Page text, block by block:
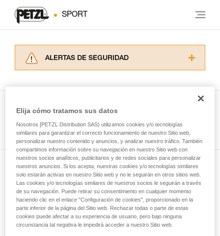
SPORT
ALERTAS DE SEGURIDAD
Dominar estas técnicas requiere una formación
y un entrenamiento específico. Confirme a
través de un profesional su capacidad para
ejecutar estas técnicas, solo y con total
seguridad, antes de ejecutarlas de forma
autónoma.
Damos ejemplos de técnicas relacionadas con
su actividad. Pueden existir otras que no
describimos aquí.
Ver todas las técnicas
Suscríbase al boletín
y mantente conectado con nuestras noticias
Email *
Elija cómo tratamos sus datos
Nosotros [PETZL Distribution SAS) utilizamos cookies y/o tecnologías
similares para garantizar el correcto funcionamiento de nuestro Sitio web,
personalizar nuestro contenido y anuncios, y analizar nuestro tráfico. También
compartimos información sobre su navegación en nuestro Sitio web con
nuestros socios analíticos, publicitarios y de redes sociales para personalizar
nuestros anuncios. Si los acepta, nuestras cookies y/o tecnologías similares
solo estarán activas en nuestro Sitio web y no le seguirán en otros sitios web.
Las cookies y/o tecnologías similares de nuestros socios le seguirán a través
de su navegación. Puede retirar su consentimiento en cualquier momento
haciendo clic en el enlace "Configuración de cookies", proporcionado en la
parte inferior de la página del Sitio web. Rechazar todas o parte de estas
cookies puede afectar a su experiencia de usuario, pero bajo ninguna
circunstancia tal negativa le impedirá acceder a nuestro Sitio web.